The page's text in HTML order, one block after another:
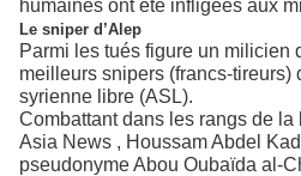
humaines ont été infligées aux
Le sniper d’Alep
Parmi les tués figure un milicien
meilleurs snipers (francs-tireurs)
syrienne libre (ASL).
Combattant dans les rangs de
Asia News , Houssam Abdel
pseudonyme Abou Oubaïda al-